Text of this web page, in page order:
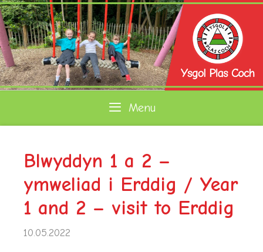
Skip
to
content
Menu
Blwyddyn 1 a 2 –
ymweliad i Erddig / Year
1 and 2 – visit to Erddig
10.05.2022